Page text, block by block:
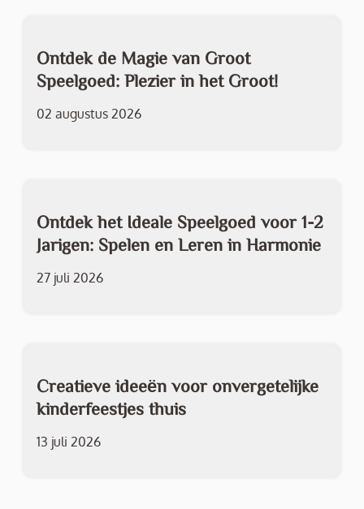
Ontdek de Magie van Groot
Speelgoed: Plezier in het Groot!
02 augustus 2026
Ontdek het Ideale Speelgoed voor 1-2
Jarigen: Spelen en Leren in Harmonie
27 juli 2026
Creatieve ideeën voor onvergetelijke
kinderfeestjes thuis
13 juli 2026